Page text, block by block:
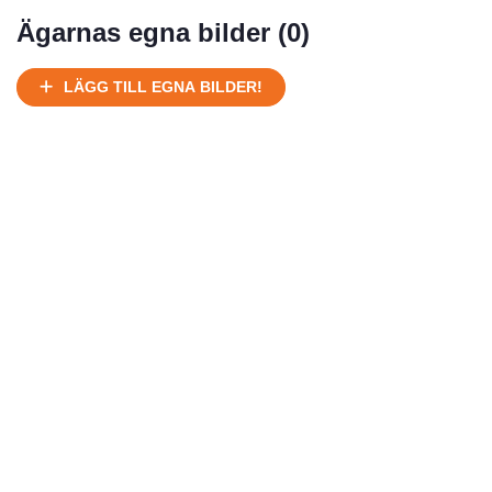
Under normalt skick, kan kräva reparation
Ägarnas egna bilder (0)
LÄGG TILL EGNA BILDER!